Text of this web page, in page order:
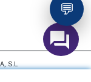
💬
S.L.